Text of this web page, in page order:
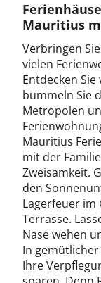
Mauritius
Verbringen
vielen
Entdecken
bummeln Sie
Metropolen
Mauritius
mit der
Zweisamkeit.
den
Lagerfeuer
Terrasse.
Nase wehen
In
Ihre